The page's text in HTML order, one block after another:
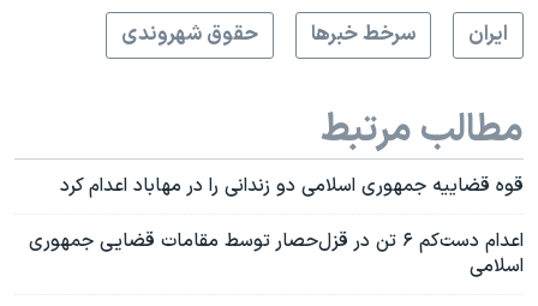
ايران
سرخط خبرها حقوق شهروندی
مطالب مرتبط
قوه قضاییه جمهوری اسلامی دو زندانی را در مهاباد اعدام کرد
اعدام دست‌کم ۶ تن در قزل‌حصار توسط مقامات قضایی جمهوری
اسلامی